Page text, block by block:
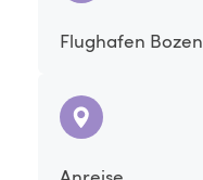
Flughafen Bozen